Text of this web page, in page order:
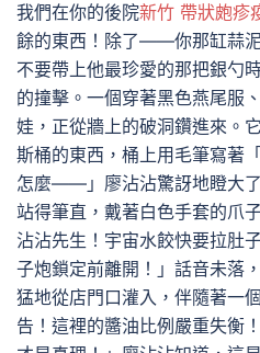
我們在你的後院新竹 帶狀皰疹
餘的東西！除了——你那缸蒜
不要帶上他最珍愛的那把銀勺
的撞擊。一個穿著黑色燕尾服
娃，正從牆上的破洞鑽進來。
斯桶的東西，桶上用毛筆寫著
怎麼——」廖沾沾驚訝地瞪大
站得筆直，戴著白色手套的爪
沾沾先生！宇宙水餃快要拉肚
子炮鎖定前離開！」話音未落
猛地從店門口灌入，伴隨著一
告！這裡的醬油比例嚴重失衡